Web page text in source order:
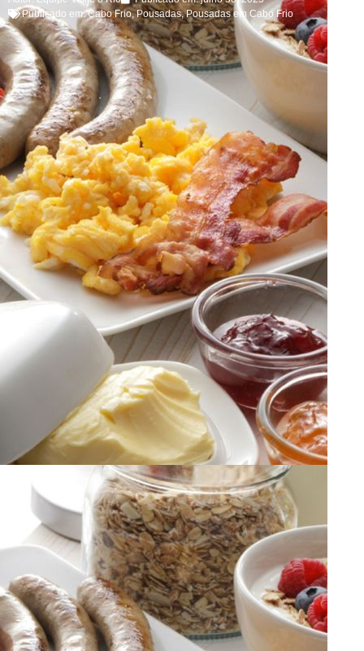
Publicado em: Cabo Frio,Pousadas,Pousadas em Cabo Frio